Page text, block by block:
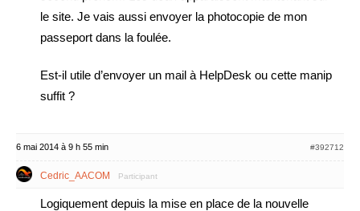
le site. Je vais aussi envoyer la photocopie de mon
passeport dans la foulée.
Est-il utile d’envoyer un mail à HelpDesk ou cette manip
suffit ?
6 mai 2014 à 9 h 55 min #392712
Cedric_AACOM Participant
Logiquement depuis la mise en place de la nouvelle